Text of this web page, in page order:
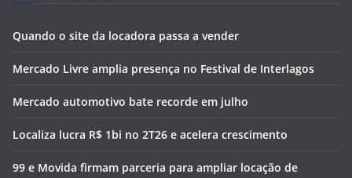
Quando o site da locadora passa a vender
Mercado Livre amplia presença no Festival de Interlagos
Mercado automotivo bate recorde em julho
Localiza lucra R$ 1bi no 2T26 e acelera crescimento
99 e Movida firmam parceria para ampliar locação de